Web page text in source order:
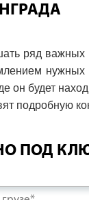
ряд
он будет
подробную
ПОД